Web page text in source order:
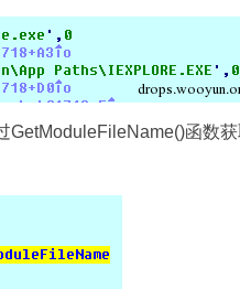
GetModuleFileName()函数